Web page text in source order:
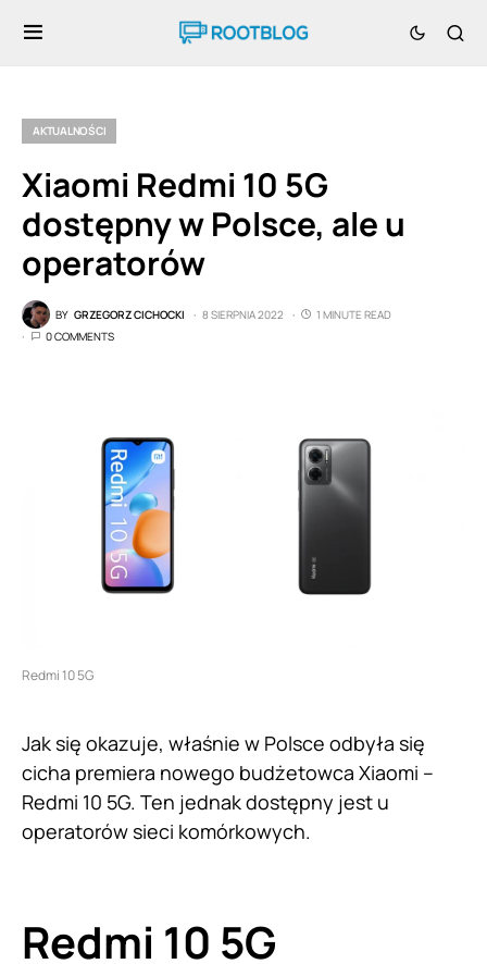
AKTUALNOŚCI
Xiaomi Redmi 10 5G
dostępny w Polsce, ale u
operatorów
BY GRZEGORZ CICHOCKI 8 SIERPNIA 2022
1 MINUTE READ
0 COMMENTS
Redmi 10 5G
Jak się okazuje, właśnie w Polsce odbyła się
cicha premiera nowego budżetowca Xiaomi –
Redmi 10 5G. Ten jednak dostępny jest u
operatorów sieci komórkowych.
Redmi 10 5G